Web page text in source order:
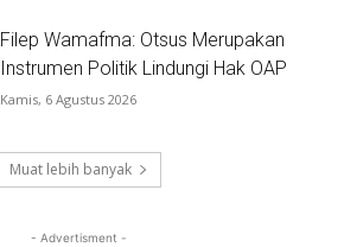
Filep Wamafma: Otsus Merupakan
Instrumen Politik Lindungi Hak OAP
Kamis, 6 Agustus 2026
Muat lebih banyak
- Advertisment -